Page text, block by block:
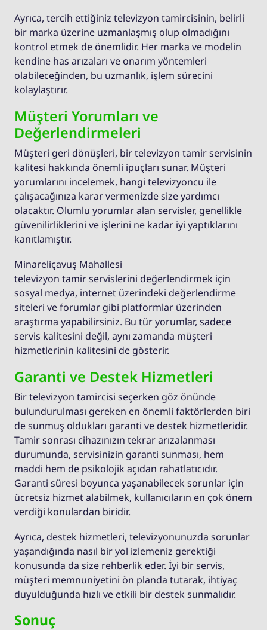
Ayrıca, tercih ettiğiniz televizyon tamircisinin, belirli
bir marka üzerine uzmanlaşmış olup olmadığını
kontrol etmek de önemlidir. Her marka ve modelin
kendine has arızaları ve onarım yöntemleri
olabileceğinden, bu uzmanlık, işlem sürecini
kolaylaştırır.
Müşteri Yorumları ve
Değerlendirmeleri
Müşteri geri dönüşleri, bir televizyon tamir servisinin
kalitesi hakkında önemli ipuçları sunar. Müşteri
yorumlarını incelemek, hangi televizyoncu ile
çalışacağınıza karar vermenizde size yardımcı
olacaktır. Olumlu yorumlar alan servisler, genellikle
güvenilirliklerini ve işlerini ne kadar iyi yaptıklarını
kanıtlamıştır.
Minareliçavuş Mahallesi
televizyon tamir servislerini değerlendirmek için
sosyal medya, internet üzerindeki değerlendirme
siteleri ve forumlar gibi platformlar üzerinden
araştırma yapabilirsiniz. Bu tür yorumlar, sadece
servis kalitesini değil, aynı zamanda müşteri
hizmetlerinin kalitesini de gösterir.
Garanti ve Destek Hizmetleri
Bir televizyon tamircisi seçerken göz önünde
bulundurulması gereken en önemli faktörlerden biri
de sunmuş oldukları garanti ve destek hizmetleridir.
Tamir sonrası cihazınızın tekrar arızalanması
durumunda, servisinizin garanti sunması, hem
maddi hem de psikolojik açıdan rahatlatıcıdır.
Garanti süresi boyunca yaşanabilecek sorunlar için
ücretsiz hizmet alabilmek, kullanıcıların en çok önem
verdiği konulardan biridir.
Ayrıca, destek hizmetleri, televizyonunuzda sorunlar
yaşandığında nasıl bir yol izlemeniz gerektiği
konusunda da size rehberlik eder. İyi bir servis,
müşteri memnuniyetini ön planda tutarak, ihtiyaç
duyulduğunda hızlı ve etkili bir destek sunmalıdır.
Sonuç